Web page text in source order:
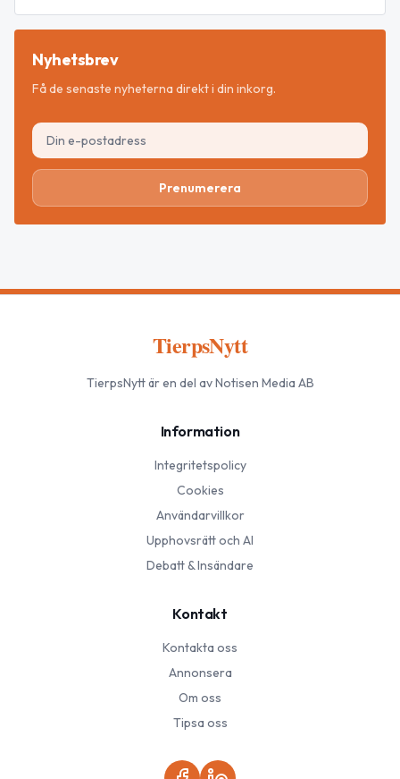
Nyhetsbrev
Få de senaste nyheterna direkt i din inkorg.
Prenumerera
TierpsNytt
TierpsNyttär en del av Notisen Media AB
Information
Integritetspolicy
Cookies
Användarvillkor
Upphovsrätt och AI
Debatt & Insändare
Kontakt
Kontakta oss
Annonsera
Om oss
Tipsa oss